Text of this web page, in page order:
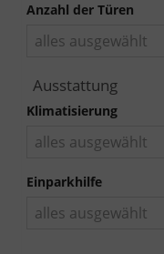
Anzahl der Türen
alles ausgewählt
Ausstattung
Klimatisierung
alles ausgewählt
Einparkhilfe
alles ausgewählt